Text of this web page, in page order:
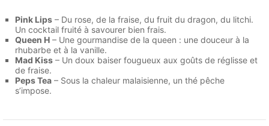
Pink Lips – Du rose, de la fraise, du fruit du dragon, du litchi.
Un cocktail fruité à savourer bien frais.
Queen H – Une gourmandise de la queen : une douceur à la
rhubarbe et à la vanille.
Mad Kiss – Un doux baiser fougueux aux goûts de réglisse et
de fraise.
Peps Tea – Sous la chaleur malaisienne, un thé pêche
s’impose.